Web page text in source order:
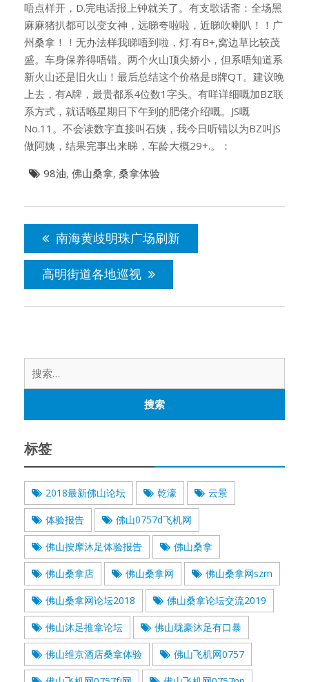
唔点样开，D.完电话报上钟就关了。有支歌话斋：全场黑
麻麻猪扒都可以变女神，远睇夸啦啦，近睇吹喇叭！！广
州桑拿！！无办法样我睇唔到啦，灯.有B+,窝边草比较茂
盛。车身保养得唔错。两个火山顶尖娇小，但系唔知道系
新火山还是旧火山！最后总结这个价格是B牌QT。建议晚
上去，有A牌，最贵都系4位数1字头。有咩详细嘅加BZ联
系方式，就话喺星期日下午到的肥佬介绍嘅。JS嘅
No.11。不会读数字直接叫石姨，我今日听错以为BZ叫JS
做阿姨，结果完事出来睇，车龄大概29+.。：
98油, 佛山桑拿, 桑拿体验
导
航
南海黄歧明珠广场刷新
高明街道各地巡视
标签
2018最新佛山论坛 乾濠 云景
体验报告 佛山0757d飞机网
佛山按摩沐足体验报告 佛山桑拿
佛山桑拿店 佛山桑拿网 佛山桑拿网szm
佛山桑拿网论坛2018 佛山桑拿论坛交流2019
佛山沐足推拿论坛 佛山珑豪沐足有口暴
佛山维京酒店桑拿体验 佛山飞机网0757